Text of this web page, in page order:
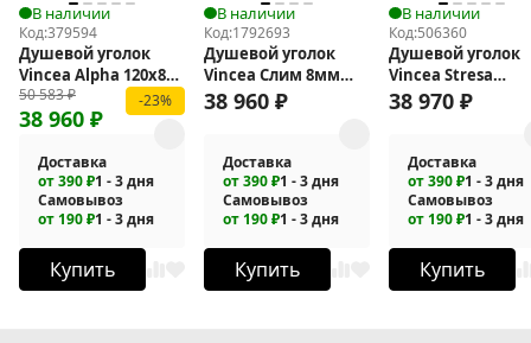
В наличии
Код:379594
Душевой уголок
Vincea Alpha 120x80
VSR-3AL8012MT
50 583₽
38 960 ₽
-23%
Доставка
от 390 ₽1 - 3 дня
Самовывоз
от 190 ₽1 - 3 дня
Купить
В наличии
Код:1792693
Душевой уголок
Vincea Слим 8мм
(Slim 8mm) 90х90 VSS-
38 960 ₽
Доставка
от 390 ₽1 - 3 дня
Самовывоз
от 190 ₽1 - 3 дня
Купить
В наличии
Код:506360
Душевой уголок
Vincea Stresa
100х100 VSP-
38 970 ₽
Доставка
от 390 ₽1 - 3 дня
Самовывоз
от 190 ₽1 - 3 дня
Купить